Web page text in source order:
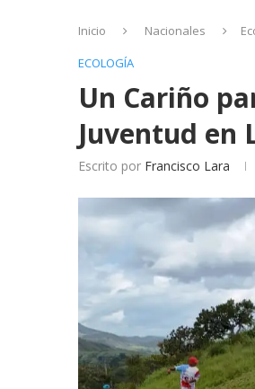
Inicio Nacionales
ECOLOGÍA
Un Cariño
Juventud en
Escrito por Francisco Lara